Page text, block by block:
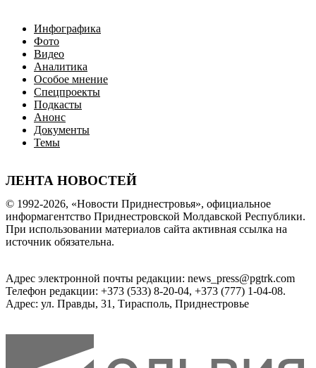
Инфографика
Фото
Видео
Аналитика
Особое мнение
Спецпроекты
Подкасты
Анонс
Документы
Темы
ЛЕНТА НОВОСТЕЙ
© 1992-2026, «Новости Приднестровья», официальное
информагентство Приднестровской Молдавской Республики.
При использовании материалов сайта активная ссылка на
источник обязательна.
Адрес электронной почты редакции: news_press@pgtrk.com
Телефон редакции: +373 (533) 8-20-04, +373 (777) 1-04-08.
Адрес: ул. Правды, 31, Тирасполь, Приднестровье